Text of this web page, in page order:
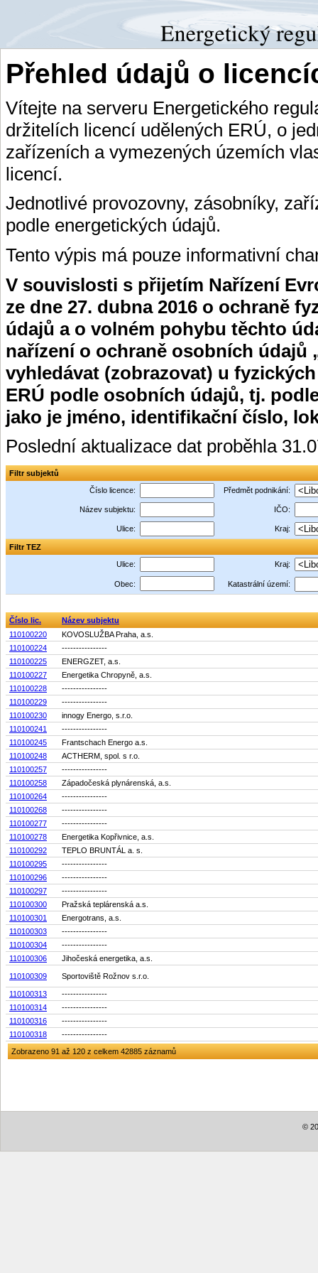
Přehled údajů o
Vítejte na serveru Energetického
držitelích licencí udělených ERÚ, o
zařízeních a vymezených územích
licencí.
Jednotlivé provozovny, zásobníky,
podle energetických údajů.
Tento výpis má pouze informativní
V souvislosti s přijetím Nařízení
ze dne 27. dubna 2016 o ochraně
údajů a o volném pohybu těchto
nařízení o ochraně osobních údajů
vyhledávat (zobrazovat) u
ERÚ podle osobních údajů, tj.
jako je jméno, identifikační číslo,
Poslední aktualizace dat proběhla
Filtr subjektů
Číslo licence:
Předmět podnikání:
Název subjektu: IČO:
Ulice: Kraj:
Filtr TEZ
Ulice:
Kraj:
Obec: Katastrální území:
Číslo lic.
Název subjektu
110100220
KOVOSLUŽBA Praha, a.s.
110100224
----------------
110100225
ENERGZET, a.s.
110100227
Energetika Chropyně, a.s.
110100228
----------------
110100229
----------------
110100230
innogy Energo, s.r.o.
110100241
----------------
110100245
Frantschach Energo a.s.
110100248
ACTHERM, spol. s r.o.
110100257
----------------
110100258
Západočeská plynárenská, a.s.
110100264
----------------
110100268
----------------
110100277
----------------
110100278
Energetika Kopřivnice, a.s.
110100292
TEPLO BRUNTÁL a. s.
110100295
----------------
110100296
----------------
110100297
----------------
110100300
Pražská teplárenská a.s.
110100301
Energotrans, a.s.
110100303
----------------
110100304
----------------
110100306
Jihočeská energetika, a.s.
110100309 Sportoviště Rožnov s.r.o.
110100313
----------------
110100314
----------------
110100316
----------------
110100318
----------------
Zobrazeno 91 až 120 z celkem 42885 záznamů
©